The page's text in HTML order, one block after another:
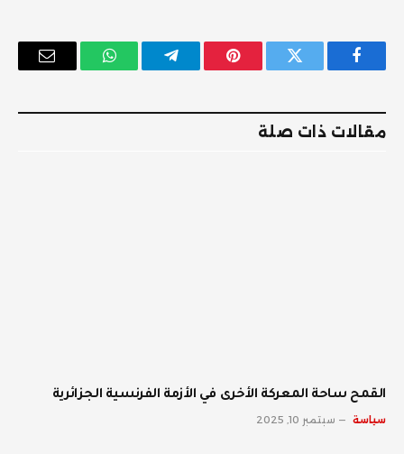
فيسبوك تويتر بينتيريستتيلقرام واتساب
البريد
مقالات ذات صلة
القمح ساحة المعركة الأخرى في الأزمة الفرنسية الجزائرية
سياسة سبتمبر 10, 2025